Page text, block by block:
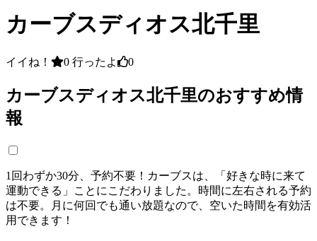
カーブスディオス北千里
イイね！ 0 行ったよ 0
カーブスディオス北千里のおすすめ情
報
1回わずか30分、予約不要！カーブスは、「好きな時に来て
運動できる」ことにこだわりました。時間に左右される予約
は不要。月に何回でも通い放題なので、空いた時間を有効活
用できます！